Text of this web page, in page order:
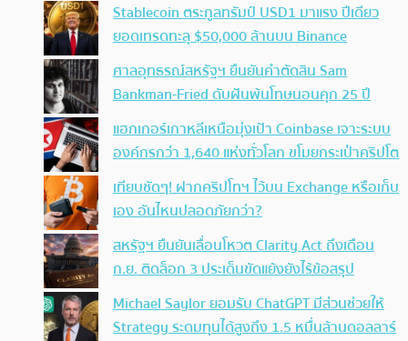
Stablecoin ตระกูลทรัมป์ USD1 มาแรง ปีเดียว
ยอดเทรดทะลุ $50,000 ล้านบน Binance
ศาลอุทธรณ์สหรัฐฯ ยืนยันคำตัดสิน Sam
Bankman-Fried ดับฝันพ้นโทษนอนคุก 25 ปี
แฮกเกอร์เกาหลีเหนือมุ่งเป้า Coinbase เจาะระบบ
องค์กรกว่า 1,640 แห่งทั่วโลก ขโมยกระเป๋าคริปโต
เทียบชัดๆ! ฝากคริปโทฯ ไว้บน Exchange หรือเก็บ
เอง อันไหนปลอดภัยกว่า?
สหรัฐฯ ยืนยันเลื่อนโหวต Clarity Act ถึงเดือน
ก.ย. ติดล็อก 3 ประเด็นขัดแย้งยังไร้ข้อสรุป
Michael Saylor ยอมรับ ChatGPT มีส่วนช่วยให้
Strategy ระดมทุนได้สูงถึง 1.5 หมื่นล้านดอลลาร์